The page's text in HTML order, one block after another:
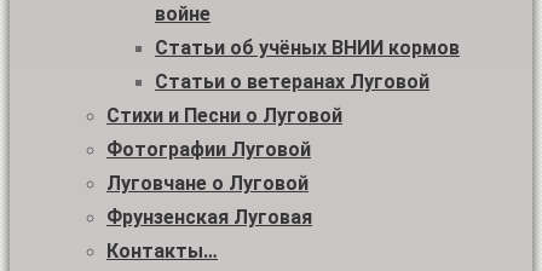
войне
Статьи об учёных ВНИИ кормов
Статьи о ветеранах Луговой
Стихи и Песни о Луговой
Фотографии Луговой
Луговчане о Луговой
Фрунзенская Луговая
Контакты…